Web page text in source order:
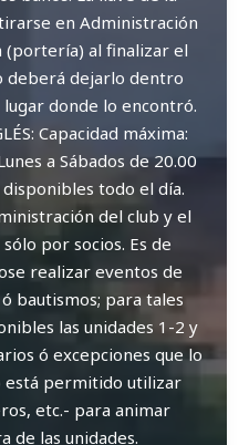
en Administración
(portería) al finalizar el
deberá dejarlo dentro
donde lo encontró.
Capacidad máxima:
a Sábados de 20.00
disponibles todo el día.
del club y el
por socios. Es de
realizar eventos de
bautismos; para tales
las unidades 1-2 y
ó excepciones que lo
está permitido utilizar
etc.- para animar
de las unidades.